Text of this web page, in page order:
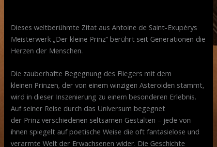
Dieses weltberühmte Zitat aus Antoine de Saint-Exupérys
Meisterwerk „Der kleine Prinz“ berührt seit Generationen die
Herzen der Menschen.
Die zauberhafte Begegnung des Fliegers mit dem
kleinen Prinzen, der von einem winzigen Asteroiden stammt,
wird in dieser Inszenierung zu einem besonderen Erlebnis.
Auf seiner Reise durch das Universum begegnet
der Prinz verschiedenen seltsamen Gestalten – jede von
ihnen spiegelt auf poetische Weise die oft fantasielose und
verarmte Welt der Erwachsenen wider. Die Geschichte